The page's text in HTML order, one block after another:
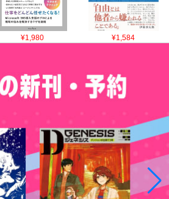
¥1,980 ¥1,584